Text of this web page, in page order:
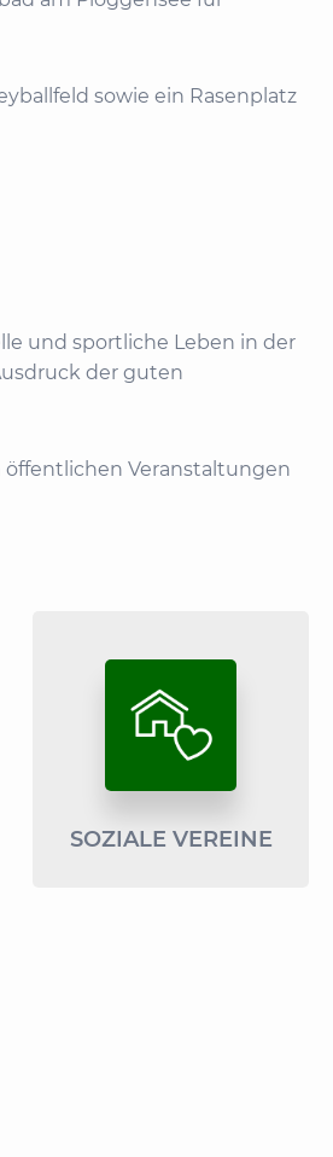
sowie ein Rasenplatz
und sportliche Leben in der
der guten
Veranstaltungen
SOZIALE VEREINE